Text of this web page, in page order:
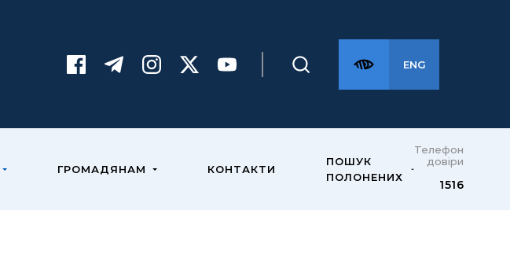
ENG
ГРОМАДЯНАМ КОНТАКТИ
ПОШУК
ПОЛОНЕНИХ
Телефон
довіри
1516